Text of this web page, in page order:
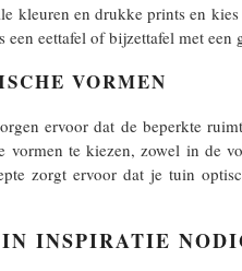
kleuren en drukke prints en
een eettafel of bijzettafel met
VORMEN
ervoor dat de beperkte
vormen te kiezen, zowel in de
zorgt ervoor dat je tuin
INSPIRATIE